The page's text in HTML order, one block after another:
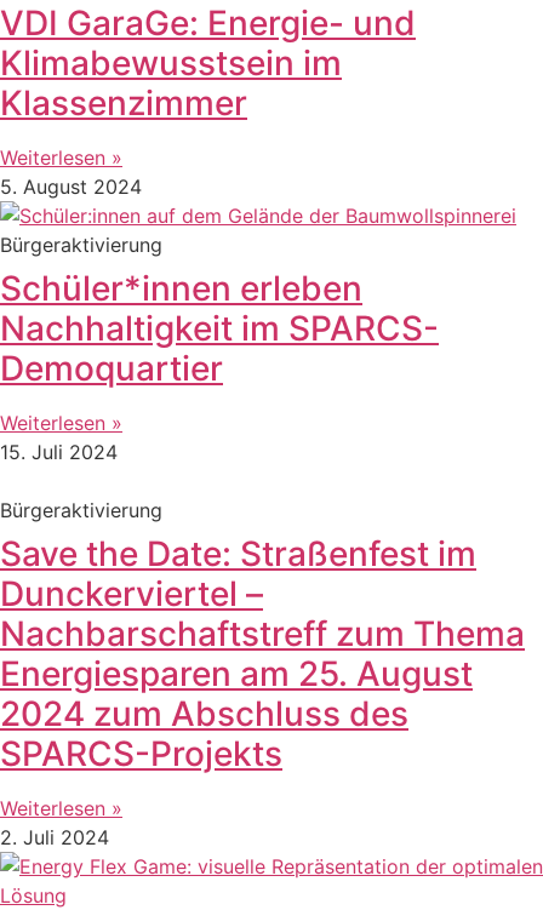
VDI GaraGe: Energie- und
Klimabewusstsein im
Klassenzimmer
Weiterlesen »
5. August 2024
Bürgeraktivierung
Schüler*innen erleben
Nachhaltigkeit im SPARCS-
Demoquartier
Weiterlesen »
15. Juli 2024
Bürgeraktivierung
Save the Date: Straßenfest im
Dunckerviertel –
Nachbarschaftstreff zum Thema
Energiesparen am 25. August
2024 zum Abschluss des
SPARCS-Projekts
Weiterlesen »
2. Juli 2024